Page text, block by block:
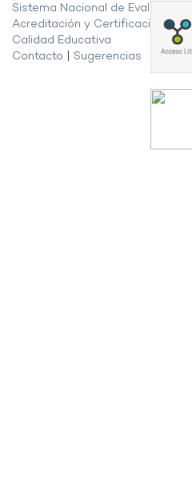
Sistema Nacional de Evaluación,
Acreditación y Certificación de la
Calidad Educativa
Contacto
Sugerencias